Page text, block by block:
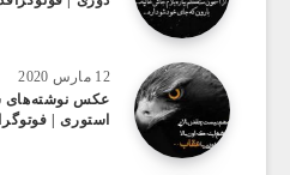
12 مارس 2020
عکس نوشته‌های
استوری |